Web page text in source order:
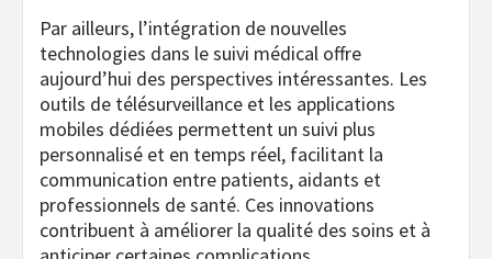
Par ailleurs, l’intégration de nouvelles
technologies dans le suivi médical offre
aujourd’hui des perspectives intéressantes. Les
outils de télésurveillance et les applications
mobiles dédiées permettent un suivi plus
personnalisé et en temps réel, facilitant la
communication entre patients, aidants et
professionnels de santé. Ces innovations
contribuent à améliorer la qualité des soins et à